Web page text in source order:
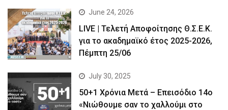
June 24, 2026
LIVE | Τελετή Αποφοίτησης Θ.Σ.Ε.Κ.
για το ακαδημαϊκό έτος 2025-2026,
Πέμπτη 25/06
July 30, 2025
50+1 Χρόνια Μετά – Επεισόδιο 14ο
«Νιώθουμε σαν το χαλλούμι στο